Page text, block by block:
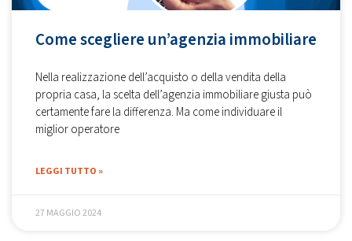
Come scegliere un’agenzia immobiliare
Nella realizzazione dell’acquisto o della vendita della
propria casa, la scelta dell’agenzia immobiliare giusta può
certamente fare la differenza. Ma come individuare il
miglior operatore
LEGGI TUTTO »
27 MAGGIO 2024